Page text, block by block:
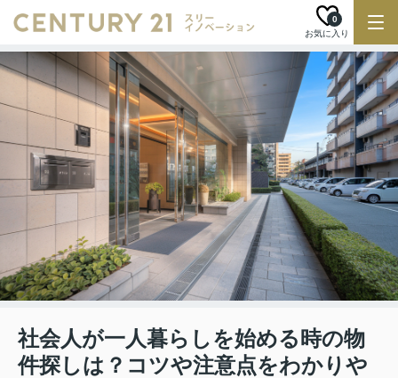
お気に入り
0
社会人が一人暮らしを始める時の物
件探しは？コツや注意点をわかりや